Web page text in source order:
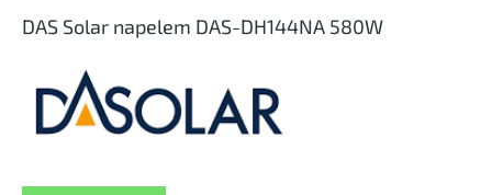
DAS Solar napelem DAS-DH144NA 580W